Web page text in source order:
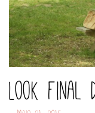
Look final